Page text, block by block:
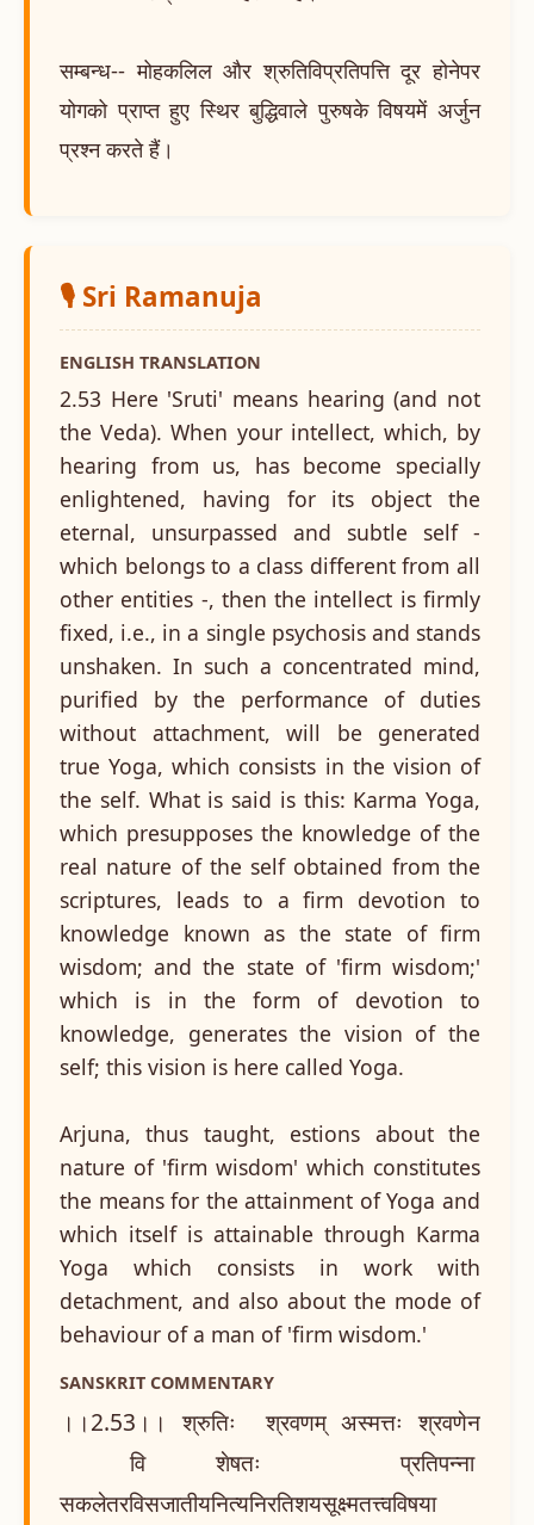
सम्बन्ध-- मोहकलिल और श्रुतिविप्रतिपत्ति दूर होनेपर
योगको प्राप्त हुए स्थिर बुद्धिवाले पुरुषके विषयमें अर्जुन
प्रश्न करते हैं।
🎙️ Sri Ramanuja
ENGLISH TRANSLATION
2.53 Here 'Sruti' means hearing (and not
the Veda). When your intellect, which, by
hearing from us, has become specially
enlightened, having for its object the
eternal, unsurpassed and subtle self -
which belongs to a class different from all
other entities -, then the intellect is firmly
fixed, i.e., in a single psychosis and stands
unshaken. In such a concentrated mind,
purified by the performance of duties
without attachment, will be generated
true Yoga, which consists in the vision of
the self. What is said is this: Karma Yoga,
which presupposes the knowledge of the
real nature of the self obtained from the
scriptures, leads to a firm devotion to
knowledge known as the state of firm
wisdom; and the state of 'firm wisdom;'
which is in the form of devotion to
knowledge, generates the vision of the
self; this vision is here called Yoga.
Arjuna, thus taught, estions about the
nature of 'firm wisdom' which constitutes
the means for the attainment of Yoga and
which itself is attainable through Karma
Yoga which consists in work with
detachment, and also about the mode of
behaviour of a man of 'firm wisdom.'
SANSKRIT COMMENTARY
।।2.53।। श्रुतिः श्रवणम् अस्मत्तः श्रवणेन
वि शेषतः प्रतिपन्ना
सकलेतरविसजातीयनित्यनिरतिशयसूक्ष्मतत्त्वविषया